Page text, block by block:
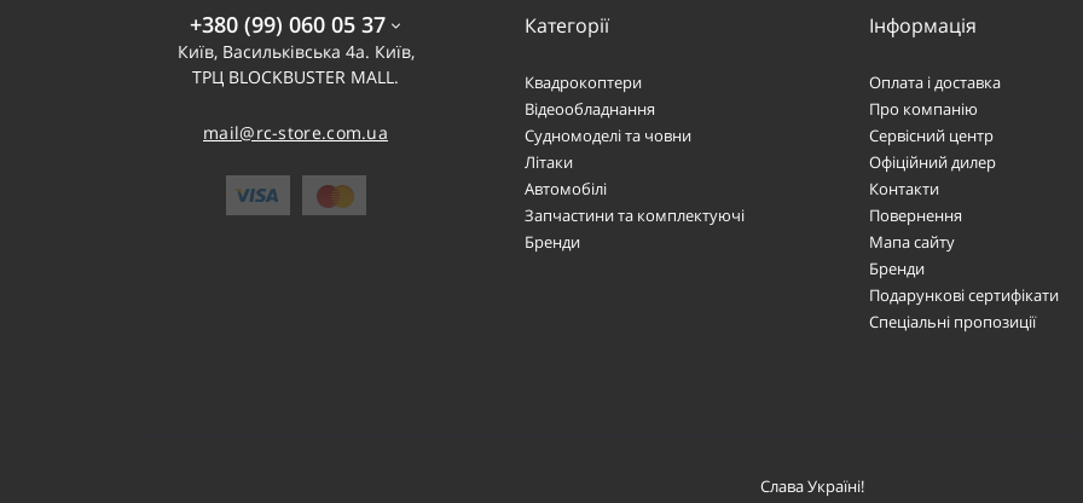
+380 (99) 060 05 37
Київ, Васильківська 4а. Київ,
ТРЦ BLOCKBUSTER MALL.
mail@rc-store.com.ua
Категорії
Квадрокоптери
Відеообладнання
Судномоделі та човни
Літаки
Автомобілі
Запчастини та комплектуючі
Бренди
Інформація
Оплата і доставка
Про компанію
Сервісний центр
Офіційний дилер
Контакти
Повернення
Мапа сайту
Бренди
Подарункові сертифікати
Спеціальні пропозиції
Слава Україні!